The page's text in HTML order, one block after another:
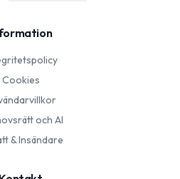
Cookies
och AI
& Insändare